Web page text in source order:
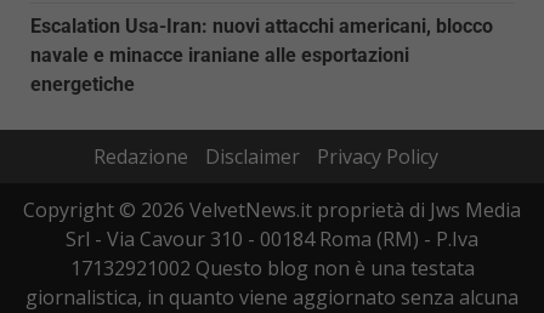
Escalation Usa-Iran: nuovi attacchi americani, blocco
navale e minacce iraniane alle esportazioni
energetiche
Redazione Disclaimer
Privacy Policy
Copyright © 2026 VelvetNews.it proprietà di Jws Media
Srl - Via Cavour 310 - 00184 Roma (RM) - P.Iva
17132921002 Questo blog non è una testata
giornalistica, in quanto viene aggiornato senza alcuna